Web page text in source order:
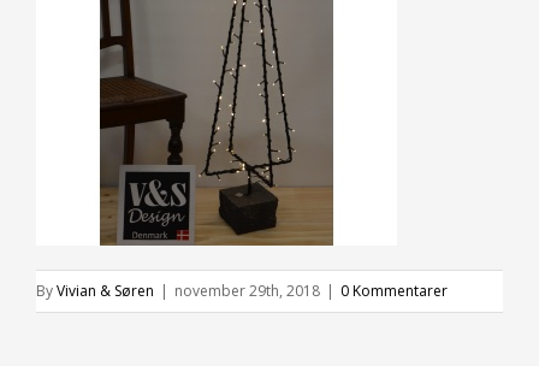
ByVivian & Søren | november 29th, 2018 | 0 Kommentarer